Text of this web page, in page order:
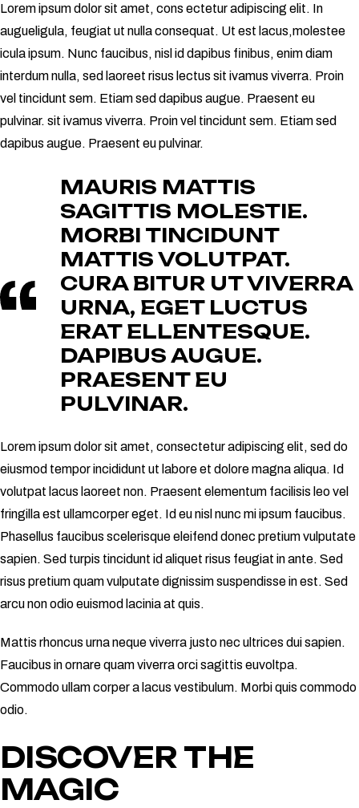
Lorem ipsum dolor sit amet, cons ectetur adipiscing elit. In
augueligula, feugiat ut nulla consequat. Ut est lacus,molestee
icula ipsum. Nunc faucibus, nisl id dapibus finibus, enim diam
interdum nulla, sed laoreet risus lectus sit ivamus viverra. Proin
vel tincidunt sem. Etiam sed dapibus augue. Praesent eu
pulvinar. sit ivamus viverra. Proin vel tincidunt sem. Etiam sed
dapibus augue. Praesent eu pulvinar.
MAURIS MATTIS
SAGITTIS MOLESTIE.
MORBI TINCIDUNT
MATTIS VOLUTPAT.
CURA BITUR UT VIVERRA
URNA, EGET LUCTUS
ERAT ELLENTESQUE.
DAPIBUS AUGUE.
PRAESENT EU
PULVINAR.
Lorem ipsum dolor sit amet, consectetur adipiscing elit, sed do
eiusmod tempor incididunt ut labore et dolore magna aliqua. Id
volutpat lacus laoreet non. Praesent elementum facilisis leo vel
fringilla est ullamcorper eget. Id eu nisl nunc mi ipsum faucibus.
Phasellus faucibus scelerisque eleifend donec pretium vulputate
sapien. Sed turpis tincidunt id aliquet risus feugiat in ante. Sed
risus pretium quam vulputate dignissim suspendisse in est. Sed
arcu non odio euismod lacinia at quis.
Mattis rhoncus urna neque viverra justo nec ultrices dui sapien.
Faucibus in ornare quam viverra orci sagittis euvoltpa.
Commodo ullam corper a lacus vestibulum. Morbi quis commodo
odio.
DISCOVER THE
MAGIC